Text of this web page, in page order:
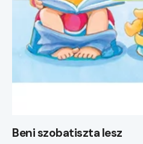
Beni szobatiszta lesz